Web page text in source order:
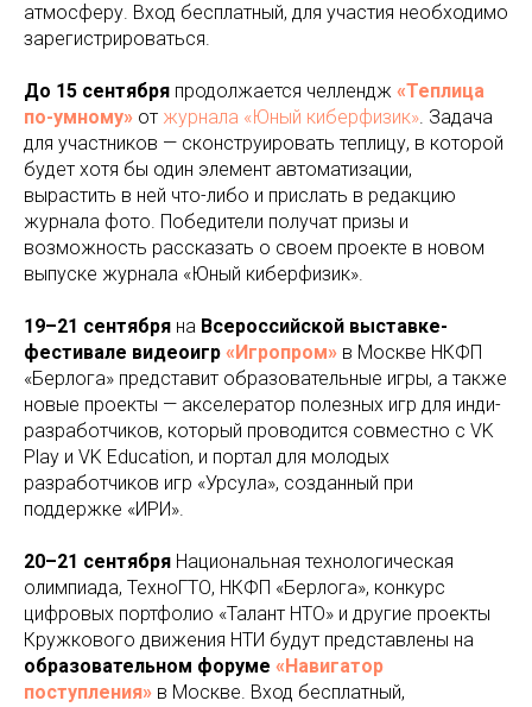
атмосферу. Вход бесплатный, для участия необходимо
зарегистрироваться.
До 15 сентября продолжается челлендж «Теплица
по-умному» от журнала «Юный киберфизик». Задача
для участников — сконструировать теплицу, в которой
будет хотя бы один элемент автоматизации,
вырастить в ней что-либо и прислать в редакцию
журнала фото. Победители получат призы и
возможность рассказать о своем проекте в новом
выпуске журнала «Юный киберфизик».
19–21 сентября на Всероссийской выставке-
фестивале видеоигр «Игропром» в Москве НКФП
«Берлога» представит образовательные игры, а также
новые проекты — акселератор полезных игр для инди-
разработчиков, который проводится совместно с VK
Play и VK Education, и портал для молодых
разработчиков игр «Урсула», созданный при
поддержке «ИРИ».
20–21 сентября Национальная технологическая
олимпиада, ТехноГТО, НКФП «Берлога», конкурс
цифровых портфолио «Талант НТО» и другие проекты
Кружкового движения НТИ будут представлены на
образовательном форуме «Навигатор
поступления» в Москве. Вход бесплатный,